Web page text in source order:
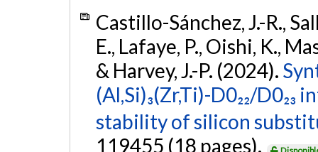
Castillo-Sánchez, J.-R.,
E., Lafaye, P., Oishi, K.,
& Harvey, J.-P. (2024).
(Al,Si)₃(Zr,Ti)-D0₂₂/
stability of silicon
119455 (18 pages).